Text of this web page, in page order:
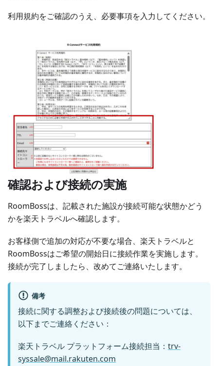
利用規約をご確認のうえ、必要事項を入力してください。
確認および接続の実施
RoomBossは、記載された施設が接続可能な状態かどう
かを楽天トラベルへ確認します。
お客様側で追加の対応が不要な場合、楽天トラベルと
RoomBossはご希望の開始日に接続作業を実施します。
接続が完了しましたら、改めてご連絡いたします。
備考
接続に関する調整および接続後の問題については、
以下までご連絡ください：
楽天トラベル プラットフォーム接続担当： trv-
syssale@mail.rakuten.com